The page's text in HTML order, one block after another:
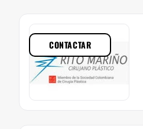
CONTACTAR